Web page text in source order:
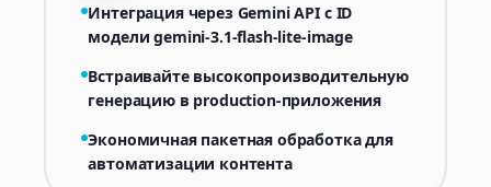
Интеграция через Gemini API с ID
модели gemini-3.1-flash-lite-image
Встраивайте высокопроизводительную
генерацию в production-приложения
Экономичная пакетная обработка для
автоматизации контента